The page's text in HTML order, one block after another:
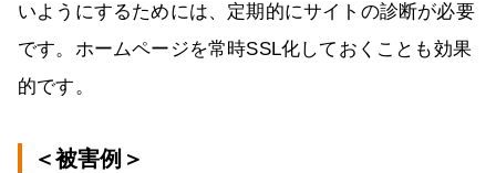
いようにするためには、定期的にサイトの診断が必要
です。ホームページを常時SSL化しておくことも効果
的です。
＜被害例＞